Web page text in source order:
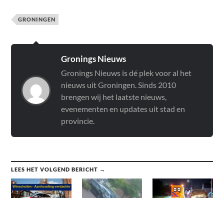
GRONINGEN
Gronings Nieuws
Gronings Nieuws is dé plek voor al het
nieuws uit Groningen. Sinds 2010
brengen wij het laatste nieuws,
evenementen en updates uit stad en
provincie.
LEES HET VOLGEND BERICHT →